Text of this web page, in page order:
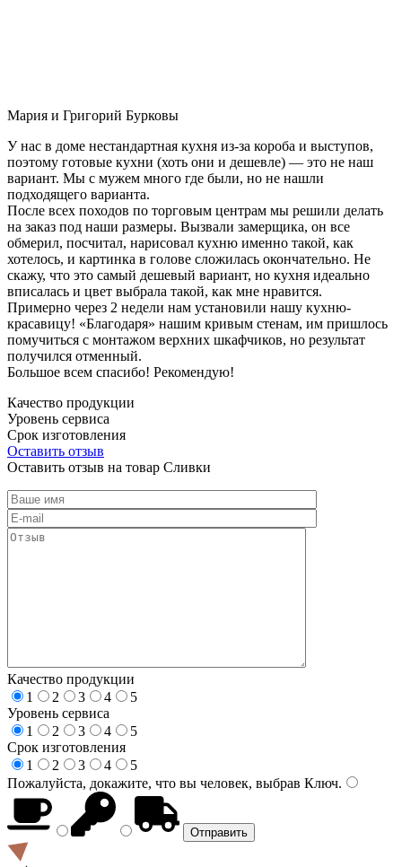
Мария и Григорий Бурковы
У нас в доме нестандартная кухня из-за короба и выступов,
поэтому готовые кухни (хоть они и дешевле) — это не наш
вариант. Мы с мужем много где были, но не нашли
подходящего варианта.
После всех походов по торговым центрам мы решили делать
на заказ под наши размеры. Вызвали замерщика, он все
обмерил, посчитал, нарисовал кухню именно такой, как
хотелось, и картинка в голове сложилась окончательно. Не
скажу, что это самый дешевый вариант, но кухня идеально
вписалась и цвет выбрала такой, как мне нравится.
Примерно через 2 недели нам установили нашу кухню-
красавицу! «Благодаря» нашим кривым стенам, им пришлось
помучиться с монтажом верхних шкафчиков, но результат
получился отменный.
Большое всем спасибо! Рекомендую!
Качество продукции
Уровень сервиса
Срок изготовления
Оставить отзыв
Оставить отзыв на товар Сливки
Качество продукции
1
2 3 4
5
Уровень сервиса
1
2 3 4
5
Срок изготовления
1
2 3 4
5
Пожалуйста, докажите, что вы человек, выбрав Ключ.